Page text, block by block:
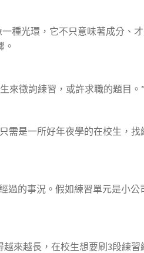
光環，它不只意味著成分、
來徵詢練習，或許求職的題目。”
是一所好年夜學的在校生，找
的事況。假如練習單元是小公
越長，在校生想要刷3段練習